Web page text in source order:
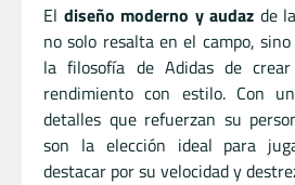
El diseño moderno y audaz de
no solo resalta en el campo,
la filosofía de Adidas de
rendimiento con estilo. Con
detalles que refuerzan su
son la elección ideal para
destacar por su velocidad y